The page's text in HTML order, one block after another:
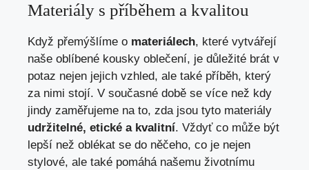
Materiály s příběhem a kvalitou
Když přemýšlíme o materiálech, které vytvářejí
naše oblíbené kousky oblečení, je důležité brát v
potaz nejen jejich vzhled, ale také příběh, který
za nimi stojí. V současné době se více než kdy
jindy zaměřujeme na to, zda jsou tyto materiály
udržitelné, etické a kvalitní. Vždyť co může být
lepší než oblékat se do něčeho, co je nejen
stylové, ale také pomáhá našemu životnímu